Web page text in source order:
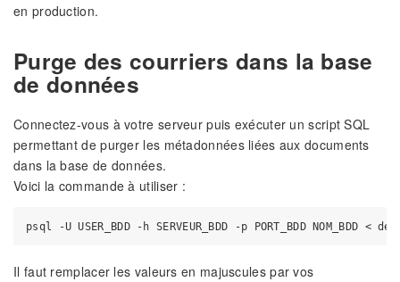
en production.
Purge des courriers dans la base
de données
Connectez-vous à votre serveur puis exécuter un script SQL
permettant de purger les métadonnées liées aux documents
dans la base de données.
Voici la commande à utiliser :
Il faut remplacer les valeurs en majuscules par vos